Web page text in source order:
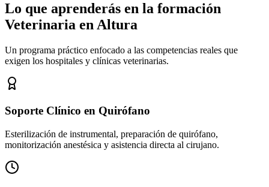
Lo que aprenderás en la formación
Veterinaria en Altura
Un programa práctico enfocado a las competencias reales que
exigen los hospitales y clínicas veterinarias.
Soporte Clínico en Quirófano
Esterilización de instrumental, preparación de quirófano,
monitorización anestésica y asistencia directa al cirujano.